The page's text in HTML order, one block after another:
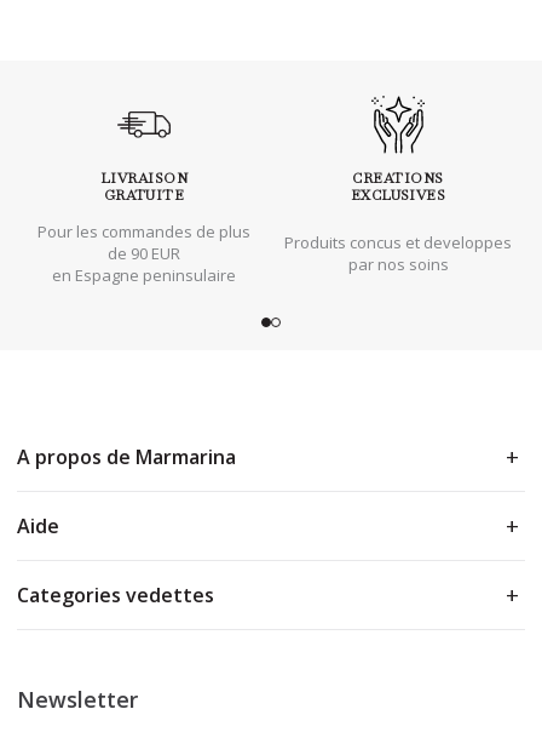
LIVRAISON
GRATUITE
Pour les commandes de plus
de 90 EUR
en Espagne peninsulaire
CREATIONS
EXCLUSIVES
Produits concus et developpes
par nos soins
A propos de Marmarina
Aide
Categories vedettes
Newsletter